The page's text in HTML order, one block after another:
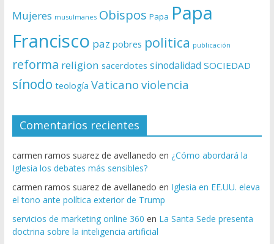
Mujeres musulmanes Obispos Papa Papa
Francisco paz pobres politica publicación
reforma religion sacerdotes sinodalidad SOCIEDAD
sínodo teología Vaticano violencia
Comentarios recientes
carmen ramos suarez de avellanedo en ¿Cómo abordará la
Iglesia los debates más sensibles?
carmen ramos suarez de avellanedo en Iglesia en EE.UU. eleva
el tono ante política exterior de Trump
servicios de marketing online 360 en La Santa Sede presenta
doctrina sobre la inteligencia artificial